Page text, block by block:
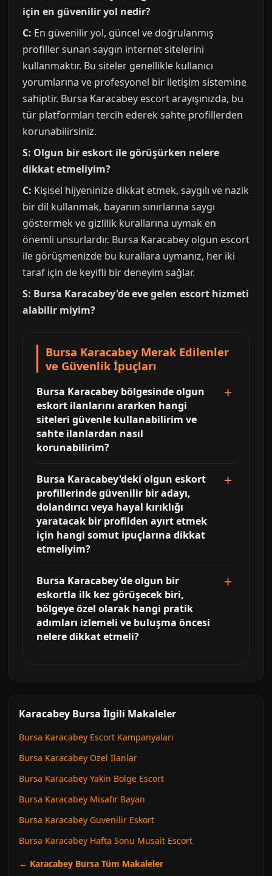
için en güvenilir yol nedir?
C: En güvenilir yol, güncel ve doğrulanmış
profiller sunan saygın internet sitelerini
kullanmaktır. Bu siteler genellikle kullanıcı
yorumlarına ve profesyonel bir iletişim sistemine
sahiptir. Bursa Karacabey escort arayışınızda, bu
tür platformları tercih ederek sahte profillerden
korunabilirsiniz.
S: Olgun bir eskort ile görüşürken nelere
dikkat etmeliyim?
C: Kişisel hijyeninize dikkat etmek, saygılı ve nazik
bir dil kullanmak, bayanın sınırlarına saygı
göstermek ve gizlilik kurallarına uymak en
önemli unsurlardır. Bursa Karacabey olgun escort
ile görüşmenizde bu kurallara uymanız, her iki
taraf için de keyifli bir deneyim sağlar.
S: Bursa Karacabey'de eve gelen escort hizmeti
alabilir miyim?
Bursa Karacabey Merak Edilenler
ve Güvenlik İpuçları
Bursa Karacabey bölgesinde olgun
eskort ilanlarını ararken hangi
siteleri güvenle kullanabilirim ve
sahte ilanlardan nasıl
korunabilirim?
Bursa Karacabey'deki olgun eskort
profillerinde güvenilir bir adayı,
dolandırıcı veya hayal kırıklığı
yaratacak bir profilden ayırt etmek
için hangi somut ipuçlarına dikkat
etmeliyim?
Bursa Karacabey'de olgun bir
eskortla ilk kez görüşecek biri,
bölgeye özel olarak hangi pratik
adımları izlemeli ve buluşma öncesi
nelere dikkat etmeli?
Karacabey Bursa İlgili Makaleler
Bursa Karacabey Escort Kampanyalari
Bursa Karacabey Ozel Ilanlar
Bursa Karacabey Yakin Bolge Escort
Bursa Karacabey Misafir Bayan
Bursa Karacabey Guvenilir Eskort
Bursa Karacabey Hafta Sonu Musait Escort
← Karacabey Bursa Tüm Makaleler